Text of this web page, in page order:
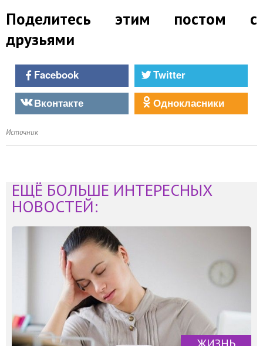
Поделитесь этим постом с
друзьями
Facebook
Twitter
Вконтакте
Однокласники
Источник
ЕЩЁ БОЛЬШЕ ИНТЕРЕСНЫХ
НОВОСТЕЙ: